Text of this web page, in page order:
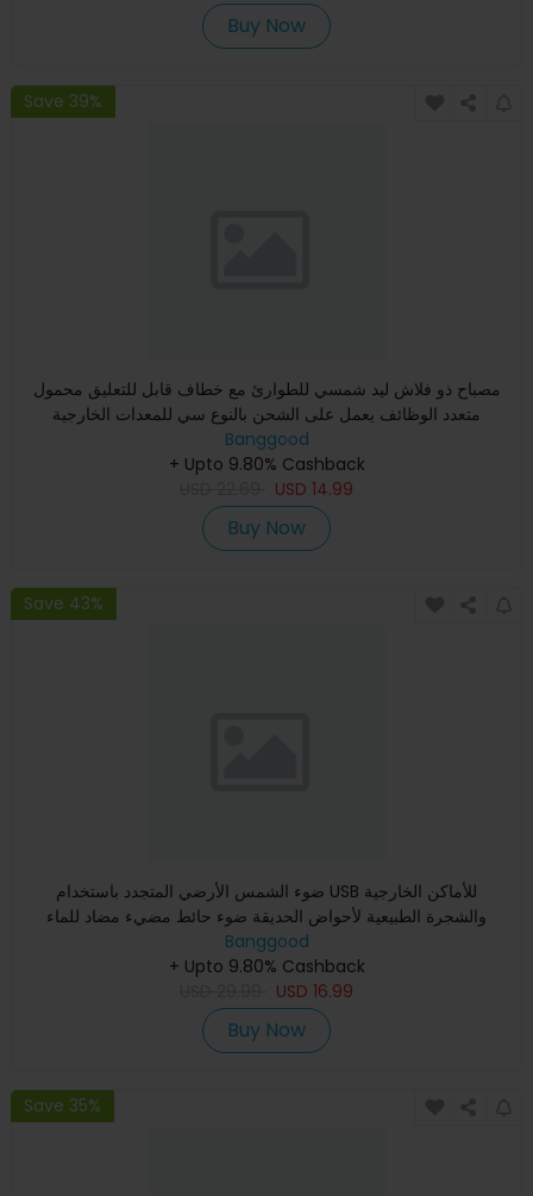
Buy Now
Save 39%
مصباح ذو فلاش ليد شمسي للطوارئ مع خطاف قابل للتعليق محمول
متعدد الوظائف يعمل على الشحن بالنوع سي للمعدات الخارجية
Banggood
+ Upto 9.80% Cashback
USD 14.99
Buy Now
Save 43%
ضوء الشمس الأرضي المتجدد باستخدام USB للأماكن الخارجية
والشجرة الطبيعية لأحواض الحديقة ضوء حائط مضيء مضاد للماء
Banggood
+ Upto 9.80% Cashback
USD 16.99
Buy Now
Save 35%